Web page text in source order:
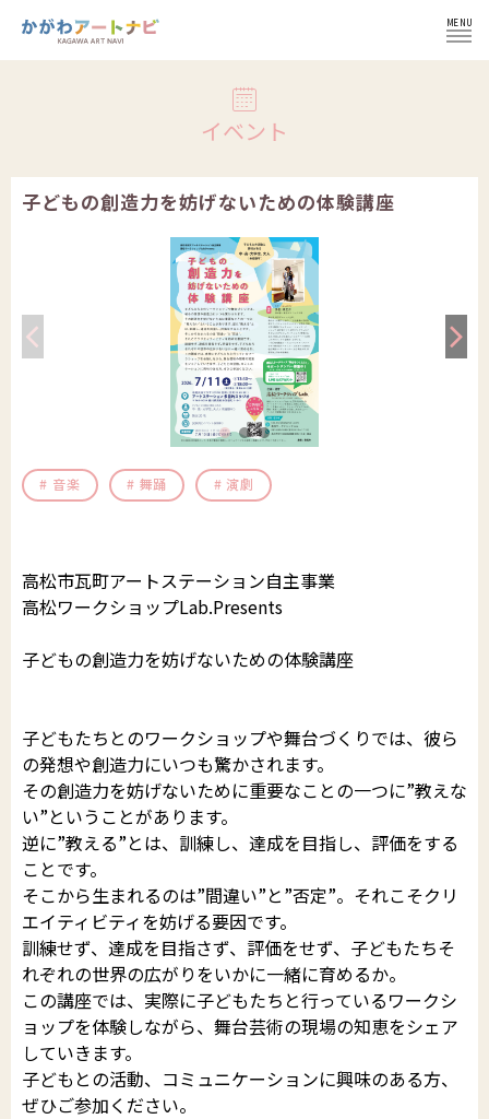
MENU
ログイン
インフォメーション
コラム
イベント一覧
イベント登録の流れ
会員登録せずにイベント登録
施設紹介
文化芸術団体
香川漆芸作家＆知事表彰受賞者・団体
かがわ文化芸術祭
かがわアート塾
参加公演・行事募集
文化芸術振興活動費助成金
讃岐の伝統文化保存振興枠
財団について
置県財団について
予算決算
事業概要
役員紹介
役員報酬
お知らせ＆募集情報
サイトマップ
SNS運用ポリシー
はじめての方
このサイトについて
かがわ文化芸術祭
さぬき映画祭
お問い合わせ
イベント
子どもの創造力を妨げないための体験講座
音楽 舞踊 演劇
高松市瓦町アートステーション自主事業
高松ワークショップLab.Presents
子どもの創造力を妨げないための体験講座
子どもたちとのワークショップや舞台づくりでは、彼ら
の発想や創造力にいつも驚かされます。
その創造力を妨げないために重要なことの一つに”教えな
い”ということがあります。
逆に”教える”とは、訓練し、達成を目指し、評価をする
ことです。
そこから生まれるのは”間違い”と”否定”。それこそクリ
エイティビティを妨げる要因です。
訓練せず、達成を目指さず、評価をせず、子どもたちそ
れぞれの世界の広がりをいかに一緒に育めるか。
この講座では、実際に子どもたちと行っているワークシ
ョップを体験しながら、舞台芸術の現場の知恵をシェア
していきます。
子どもとの活動、コミュニケーションに興味のある方、
ぜひご参加ください。